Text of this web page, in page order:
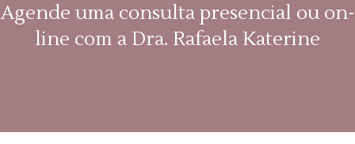
Agende uma consulta presencial ou on-
line com a Dra. Rafaela Katerine